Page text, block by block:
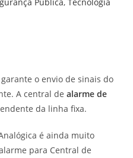
o envio de sinais do
A central de alarme de
da linha fixa.
é ainda muito
para Central de